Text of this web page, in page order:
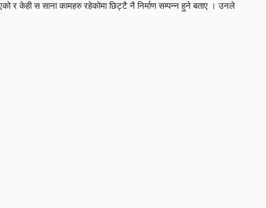
र केही स साना कामहरु रहेकोमा छिट्टै नै निर्माण सम्पन्न हुने बताए । उनले